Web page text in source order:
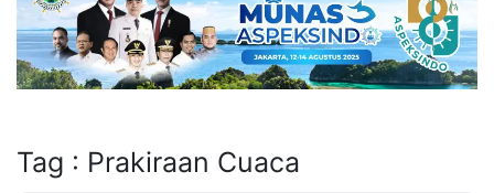
Tag : Prakiraan Cuaca